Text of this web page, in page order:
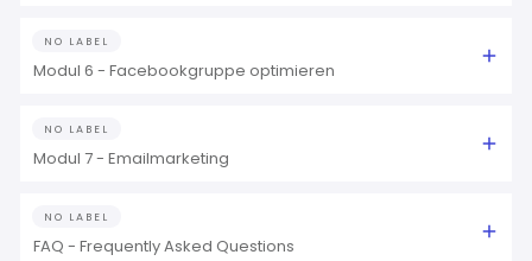
NO LABEL
Modul 6 - Facebookgruppe optimieren
NO LABEL
Modul 7 - Emailmarketing
NO LABEL
FAQ - Frequently Asked Questions